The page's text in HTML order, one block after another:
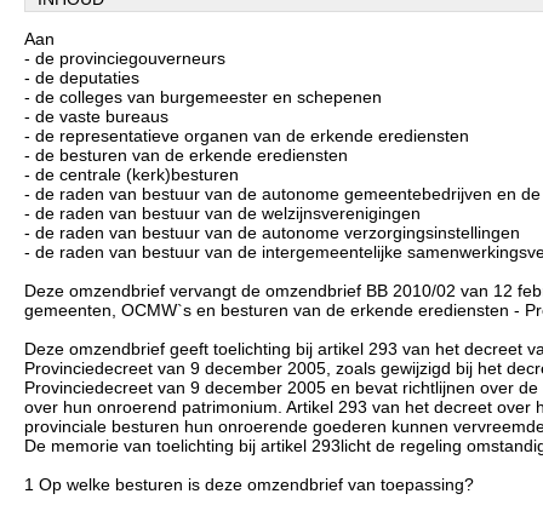
Aan
- de provinciegouverneurs
- de deputaties
- de colleges van burgemeester en schepenen
- de vaste bureaus
- de representatieve organen van de erkende erediensten
- de besturen van de erkende erediensten
- de centrale (kerk)besturen
- de raden van bestuur van de autonome gemeentebedrijven en
- de raden van bestuur van de welzijnsverenigingen
- de raden van bestuur van de autonome verzorgingsinstellingen
- de raden van bestuur van de intergemeentelijke
Deze omzendbrief vervangt de omzendbrief BB 2010/02 van 12
gemeenten, OCMW`s en besturen van de erkende erediensten -
Deze omzendbrief geeft toelichting bij artikel 293 van het decreet
Provinciedecreet van 9 december 2005, zoals gewijzigd bij het
Provinciedecreet van 9 december 2005 en bevat richtlijnen over
over hun onroerend patrimonium. Artikel 293 van het decreet
provinciale besturen hun onroerende goederen kunnen
De memorie van toelichting bij artikel 293licht de regeling
1 Op welke besturen is deze omzendbrief van toepassing?